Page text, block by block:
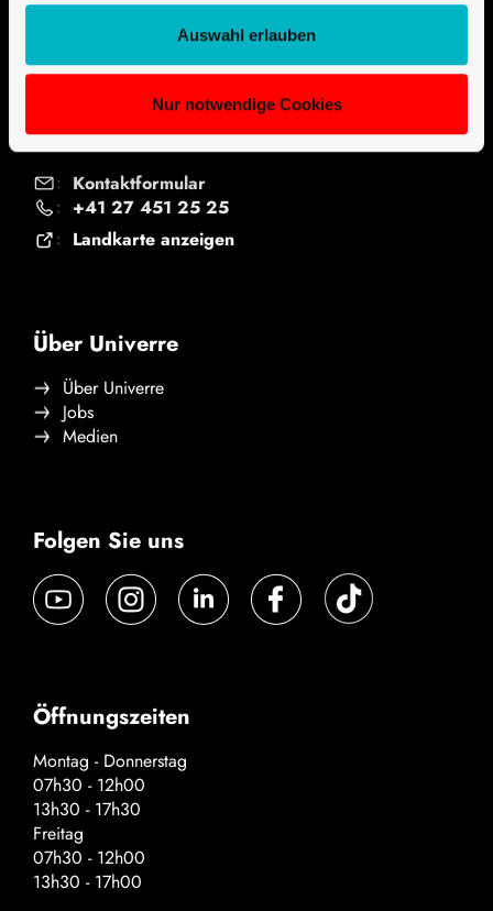
Auswahl erlauben
Nur notwendige Cookies
3960 Sierre, Switzerland
: Kontaktformular
: +41 27 451 25 25
: Landkarte anzeigen
Über Univerre
Über Univerre
Jobs
Medien
Folgen Sie uns
Öffnungszeiten
Montag - Donnerstag
07h30 - 12h00
13h30 - 17h30
Freitag
07h30 - 12h00
13h30 - 17h00